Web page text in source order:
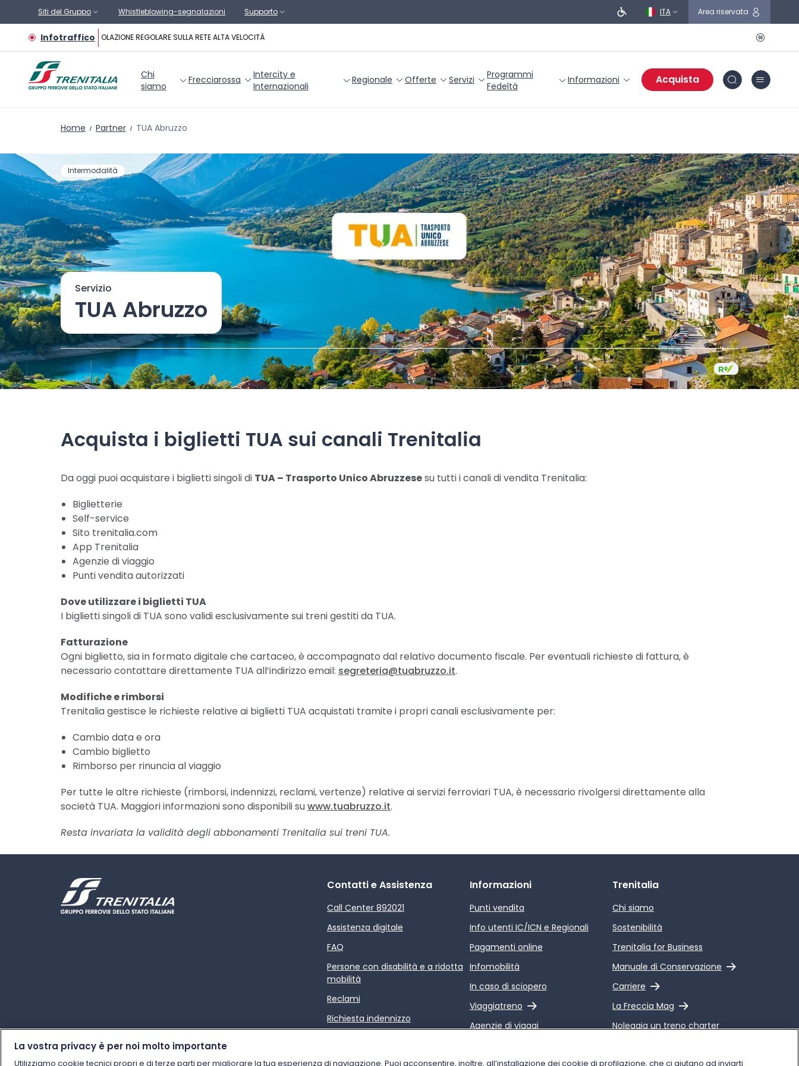
Vai al contenuto principale
Siti del Gruppo Whistleblowing-segnalazioni Supporto ITA Area riservata
InfotrafficoCIRCOLAZIONE REGOLARE SULLA RETE ALTA VELOCITÀ
Chi
siamo
Frecciarossa
Intercity e
Internazionali
Regionale Offerte Servizi
Programmi
Fedeltà
Informazioni Acquista
Home Partner TUA Abruzzo
Intermodalità
Servizio
TUA Abruzzo
Acquista i biglietti TUA sui canali Trenitalia
Da oggi puoi acquistare i biglietti singoli di TUA – Trasporto Unico Abruzzesesu tutti i canali di vendita Trenitalia:
Biglietterie
Self-service
Sito trenitalia.com
App Trenitalia
Agenzie di viaggio
Punti vendita autorizzati
Dove utilizzare i biglietti TUA
I biglietti singoli di TUA sono validi esclusivamente sui treni gestiti da TUA.
Fatturazione
Ogni biglietto, sia in formato digitale che cartaceo, è accompagnato dal relativo documento fiscale. Per eventuali richieste di fattura, è
necessario contattare direttamente TUA all’indirizzo email: segreteria@tuabruzzo.it.
Modifiche e rimborsi
Trenitalia gestisce le richieste relative ai biglietti TUA acquistati tramite i propri canali esclusivamente per:
Cambio data e ora
Cambio biglietto
Rimborso per rinuncia al viaggio
Per tutte le altre richieste (rimborsi, indennizzi, reclami, vertenze) relative ai servizi ferroviari TUA, è necessario rivolgersi direttamente alla
società TUA. Maggiori informazioni sono disponibili suwww.tuabruzzo.it.
Resta invariata la validità degli abbonamenti Trenitalia sui treni TUA.
Contatti e Assistenza
Call Center 892021
Assistenza digitale
FAQ
Persone con disabilità e a ridotta
mobilità
Reclami
Richiesta indennizzo
Condizioni di trasporto
Informazioni
Punti vendita
Info utenti IC/ICN e Regionali
Pagamenti online
Infomobilità
In caso di sciopero
Viaggiatreno
Link esterno
Agenzie di viaggi
servizi di Trenitalia
Trenitalia
Chi siamo
Sostenibilità
Trenitalia for Business
Manuale di Conservazione
Link esterno
Carriere
Link esterno
La Freccia Mag
Link esterno
Noleggia un treno charter
La vostra privacy è per noi molto importante
Utilizziamo cookie tecnici propri e di terze parti per migliorare la tua esperienza di navigazione. Puoi acconsentire, inoltre, all’installazione dei cookie di profilazione, che ci aiutano ad inviarti